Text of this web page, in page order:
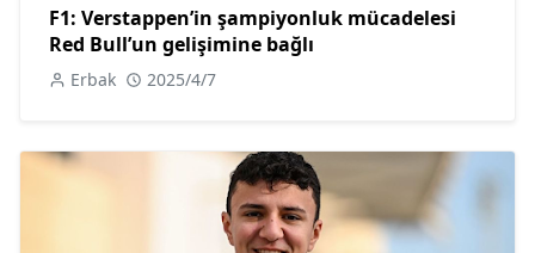
F1: Verstappen’in şampiyonluk mücadelesi
Red Bull’un gelişimine bağlı
Erbak 2025/4/7